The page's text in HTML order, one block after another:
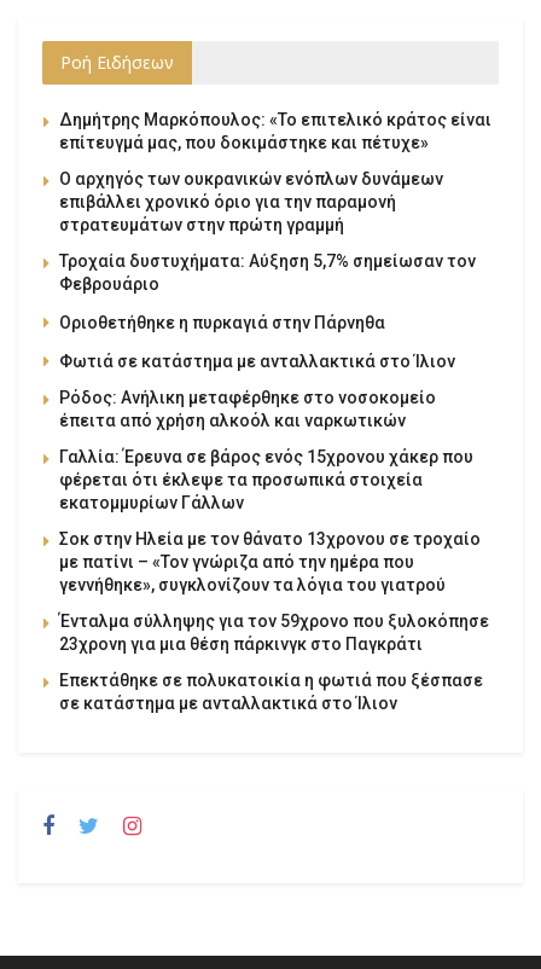
Ροή Ειδήσεων
Δημήτρης Μαρκόπουλος: «Το επιτελικό κράτος είναι
επίτευγμά μας, που δοκιμάστηκε και πέτυχε»
Ο αρχηγός των ουκρανικών ενόπλων δυνάμεων
επιβάλλει χρονικό όριο για την παραμονή
στρατευμάτων στην πρώτη γραμμή
Τροχαία δυστυχήματα: Αύξηση 5,7% σημείωσαν τον
Φεβρουάριο
Οριοθετήθηκε η πυρκαγιά στην Πάρνηθα
Φωτιά σε κατάστημα με ανταλλακτικά στο Ίλιον
Ρόδος: Ανήλικη μεταφέρθηκε στο νοσοκομείο
έπειτα από χρήση αλκοόλ και ναρκωτικών
Γαλλία: Έρευνα σε βάρος ενός 15χρονου χάκερ που
φέρεται ότι έκλεψε τα προσωπικά στοιχεία
εκατομμυρίων Γάλλων
Σοκ στην Ηλεία με τον θάνατο 13χρονου σε τροχαίο
με πατίνι – «Τον γνώριζα από την ημέρα που
γεννήθηκε», συγκλονίζουν τα λόγια του γιατρού
Ένταλμα σύλληψης για τον 59χρονο που ξυλοκόπησε
23χρονη για μια θέση πάρκινγκ στο Παγκράτι
Επεκτάθηκε σε πολυκατοικία η φωτιά που ξέσπασε
σε κατάστημα με ανταλλακτικά στο Ίλιον